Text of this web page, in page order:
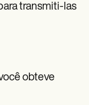
transmiti-las
obteve